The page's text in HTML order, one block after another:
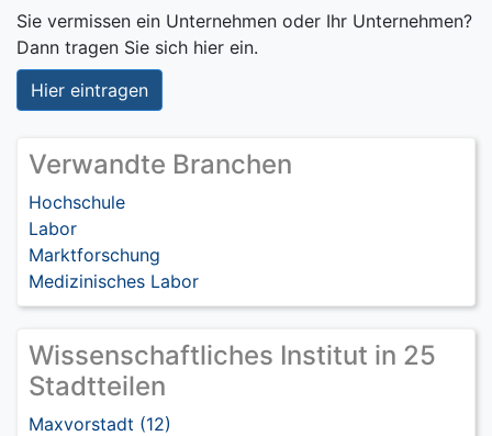
Sie vermissen ein Unternehmen oder Ihr Unternehmen?
Dann tragen Sie sich hier ein.
Hier eintragen
Verwandte Branchen
Hochschule
Labor
Marktforschung
Medizinisches Labor
Wissenschaftliches Institut in 25
Stadtteilen
Maxvorstadt (12)